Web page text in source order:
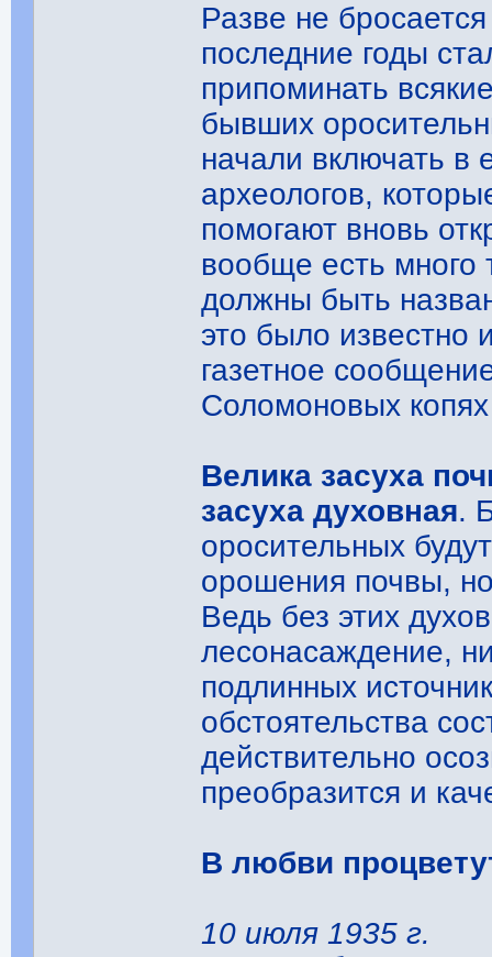
Разве не
последние годы
припоминать
бывших
начали включать в
археологов,
помогают вновь
вообще есть много
должны быть
это было известно
газетное
Соломоновых
Велика засуха
засуха духовная.
оросительных
орошения почвы,
Ведь без этих
лесонасаждение,
подлинных
обстоятельства
действительно
преобразится и
В любви
10 июля 1935 г.